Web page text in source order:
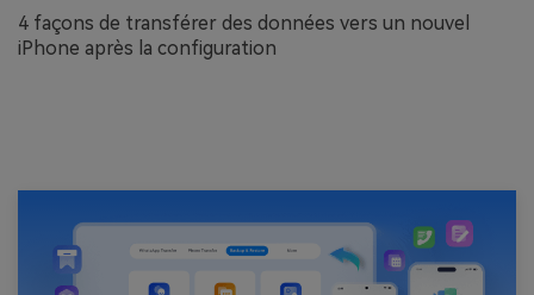
4 façons de transférer des données vers un nouvel
iPhone après la configuration